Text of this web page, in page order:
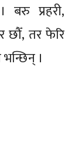
बरु प्रहरी,
छौँ, तर फेरि
।